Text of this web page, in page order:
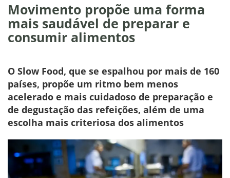
Movimento propõe uma forma
mais saudável de preparar e
consumir alimentos
O Slow Food, que se espalhou por mais de 160
países, propõe um ritmo bem menos
acelerado e mais cuidadoso de preparação e
de degustação das refeições, além de uma
escolha mais criteriosa dos alimentos